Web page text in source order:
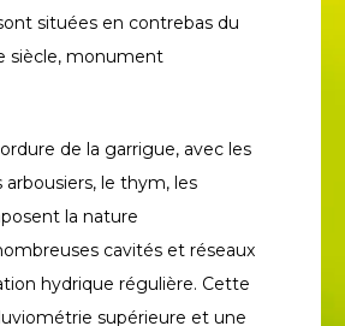
situées en contrebas du
siècle, monument
de la garrigue, avec les
arbousiers, le thym, les
la nature
cavités et réseaux
hydrique régulière. Cette
supérieure et une